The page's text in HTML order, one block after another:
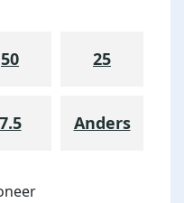
50 25
7.5 Anders